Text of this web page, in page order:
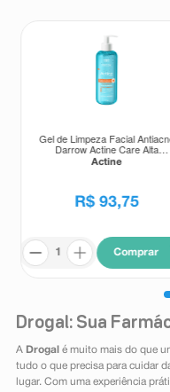
Gel de Limpeza Facial
Darrow Actine Care Alta
Tolerância 400g
Actine
R$ 93,75
Comprar
Drogal: Sua
A Drogal é muito mais do que
tudo o que precisa para cuidar
lugar. Com uma experiência